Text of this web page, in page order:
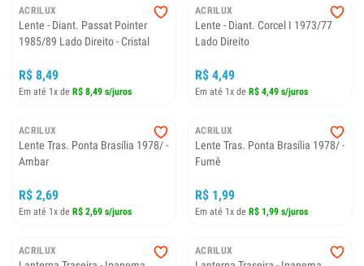
ACRILUX
Lente - Diant. Passat Pointer
1985/89 Lado Direito - Cristal
R$ 8,49
Em até 1x de R$ 8,49 s/juros
ACRILUX
Lente - Diant. Corcel I 1973/77
Lado Direito
R$ 4,49
Em até 1x de R$ 4,49 s/juros
ACRILUX
Lente Tras. Ponta Brasília 1978/ -
Ambar
R$ 2,69
Em até 1x de R$ 2,69 s/juros
ACRILUX
Lente Tras. Ponta Brasília 1978/ -
Fumê
R$ 1,99
Em até 1x de R$ 1,99 s/juros
ACRILUX ACRILUX